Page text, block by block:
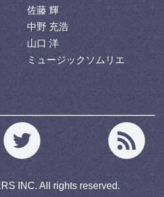
佐藤 輝
中野 充浩
山口 洋
ミュージックソムリエ
INC. All rights reserved.